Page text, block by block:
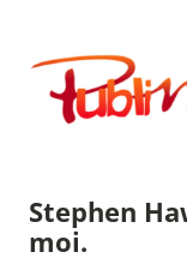
contenu
Publimath
Stephen
moi.